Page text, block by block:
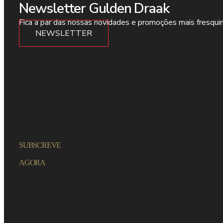
Newsletter Gulden Draak
Fica a par das nossas novidades e promoções mais
NEWSLETTER
SUBSCREVE
AGORA